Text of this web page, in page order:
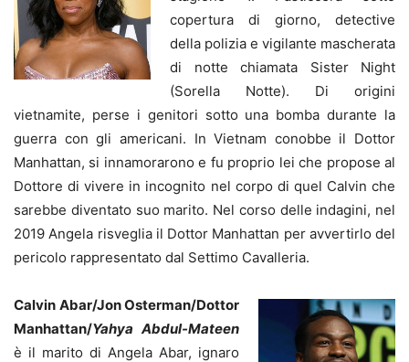
copertura di giorno, detective
della polizia e vigilante mascherata
di notte chiamata Sister Night
(Sorella Notte). Di origini
vietnamite, perse i genitori sotto una bomba durante la
guerra con gli americani. In Vietnam conobbe il Dottor
Manhattan, si innamorarono e fu proprio lei che propose al
Dottore di vivere in incognito nel corpo di quel Calvin che
sarebbe diventato suo marito. Nel corso delle indagini, nel
2019 Angela risveglia il Dottor Manhattan per avvertirlo del
pericolo rappresentato dal Settimo Cavalleria.
Calvin Abar/Jon Osterman/Dottor
Manhattan/Yahya Abdul-Mateen
è il marito di Angela Abar, ignaro